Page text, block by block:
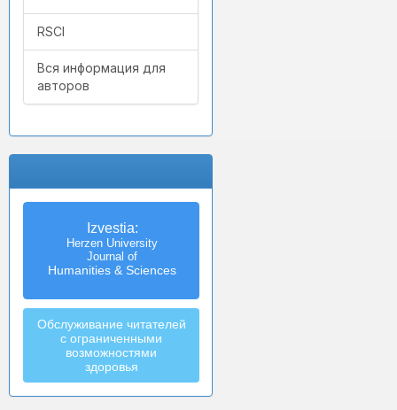
RSCI
Вся информация для
авторов
Izvestia:
Herzen University
Journal of
Humanities & Sciences
Обслуживание читателей
с ограниченными
возможностями
здоровья